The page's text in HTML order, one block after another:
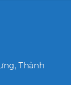
Thành